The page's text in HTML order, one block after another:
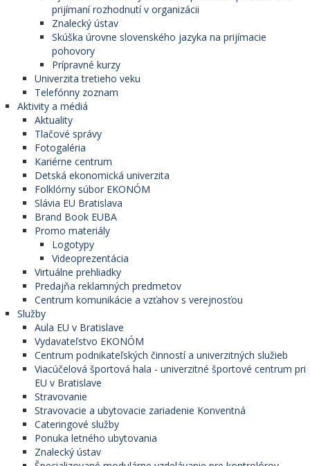
prijímaní rozhodnutí v organizácii
Znalecký ústav
Skúška úrovne slovenského jazyka na prijímacie
pohovory
Prípravné kurzy
Univerzita tretieho veku
Telefónny zoznam
Aktivity a médiá
Aktuality
Tlačové správy
Fotogaléria
Kariérne centrum
Detská ekonomická univerzita
Folklórny súbor EKONÓM
Slávia EU Bratislava
Brand Book EUBA
Promo materiály
Logotypy
Videoprezentácia
Virtuálne prehliadky
Predajňa reklamných predmetov
Centrum komunikácie a vzťahov s verejnosťou
Služby
Aula EU v Bratislave
Vydavateľstvo EKONÓM
Centrum podnikateľských činností a univerzitných služieb
Viacúčelová športová hala - univerzitné športové centrum pri
EU v Bratislave
Stravovanie
Stravovacie a ubytovacie zariadenie Konventná
Cateringové služby
Ponuka letného ubytovania
Znalecký ústav